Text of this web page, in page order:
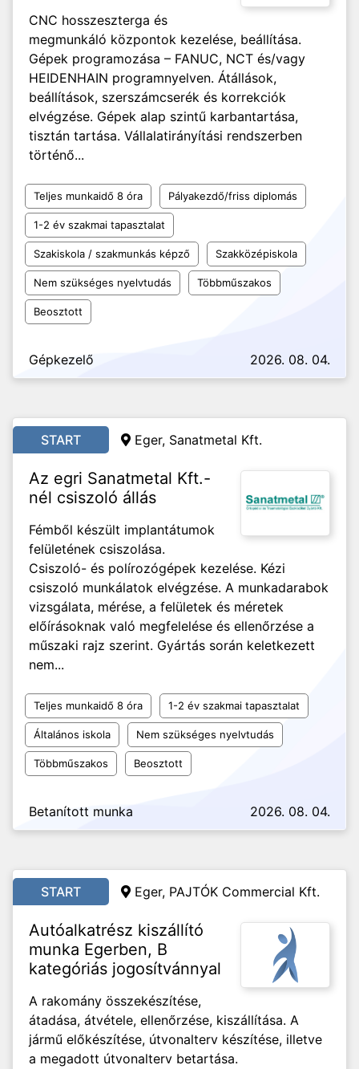
CNC hosszeszterga és
megmunkáló központok kezelése, beállítása.
Gépek programozása – FANUC, NCT és/vagy
HEIDENHAIN programnyelven. Átállások,
beállítások, szerszámcserék és korrekciók
elvégzése. Gépek alap szintű karbantartása,
tisztán tartása. Vállalatirányítási rendszerben
történő...
Teljes munkaidő 8 óra Pályakezdő/friss diplomás
1-2 év szakmai tapasztalat
Szakiskola / szakmunkás képző Szakközépiskola
Nem szükséges nyelvtudás Többműszakos
Beosztott
Gépkezelő 2026. 08. 04.
START Eger, Sanatmetal Kft.
Az egri Sanatmetal Kft.-
nél csiszoló állás
Fémből készült implantátumok
felületének csiszolása.
Csiszoló- és polírozógépek kezelése. Kézi
csiszoló munkálatok elvégzése. A munkadarabok
vizsgálata, mérése, a felületek és méretek
előírásoknak való megfelelése és ellenőrzése a
műszaki rajz szerint. Gyártás során keletkezett
nem...
Teljes munkaidő 8 óra 1-2 év szakmai tapasztalat
Általános iskola Nem szükséges nyelvtudás
Többműszakos Beosztott
Betanított munka 2026. 08. 04.
START Eger, PAJTÓK Commercial Kft.
Autóalkatrész kiszállító
munka Egerben, B
kategóriás jogosítvánnyal
A rakomány összekészítése,
átadása, átvétele, ellenőrzése, kiszállítása. A
jármű előkészítése, útvonalterv készítése, illetve
a megadott útvonalterv betartása.